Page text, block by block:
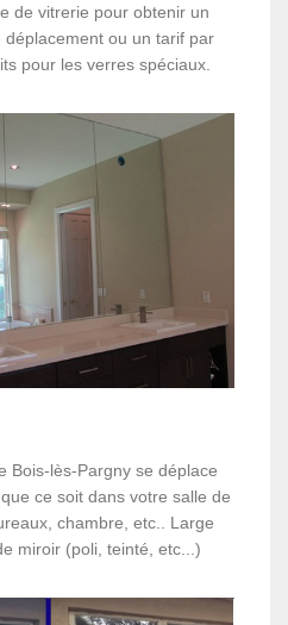
de vitrerie pour obtenir un
ou un tarif par
pour les verres spéciaux.
Bois-lès-Pargny se déplace
ce soit dans votre salle de
chambre, etc.. Large
miroir (poli, teinté, etc...)